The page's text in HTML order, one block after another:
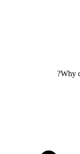
Why